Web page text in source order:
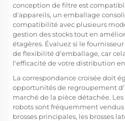
conception de filtre est
d'appareils, un emballage
compatibilité avec plusieurs
gestion des stocks tout en
étagères. Évaluez si le
de flexibilité d'emballage, car
l'efficacité de votre distribution
La correspondance croisée doit
opportunités de regroupement
marché de la pièce détachée.
robots sont fréquemment
brosses principales, les brosses